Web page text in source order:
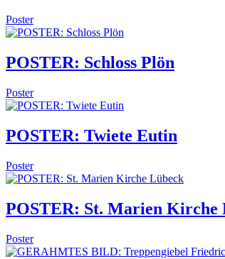
Poster
POSTER: Schloss Plön
Poster
POSTER: Twiete Eutin
Poster
POSTER: St. Marien Kirche
Poster